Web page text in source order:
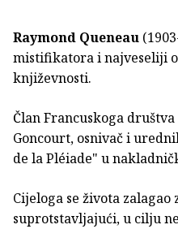
Raymond Queneau
mistifikatora i najveseliji
književnosti.
Član Francuskoga
Goncourt, osnivač i
de la Pléiade" u
Cijeloga se života
suprotstavljajući, u cilju